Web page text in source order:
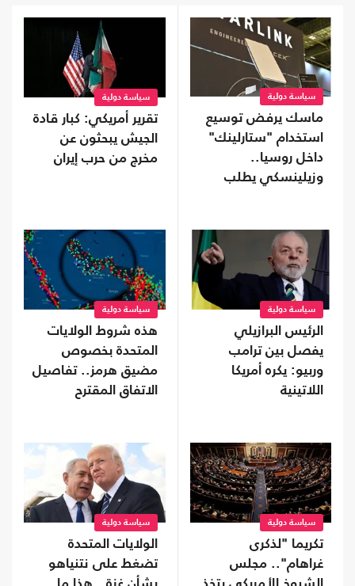
سياسة دولية
ماسك يرفض توسيع
استخدام "ستارلينك"
داخل روسيا..
وزيلينسكي يطلب
سياسة دولية
تقرير أمريكي: كبار قادة
الجيش يبحثون عن
مخرج من حرب إيران
سياسة دولية
الرئيس البرازيلي
يفصل بين ترامب
وربيو: يكره أمريكا
اللاتينية
سياسة دولية
هذه شروط الولايات
المتحدة بخصوص
مضيق هرمز.. تفاصيل
الاتفاق المقترح
سياسة دولية
تكريما "لذكرى
غراهام".. مجلس
سياسة دولية
الولايات المتحدة
تضغط على نتنياهو